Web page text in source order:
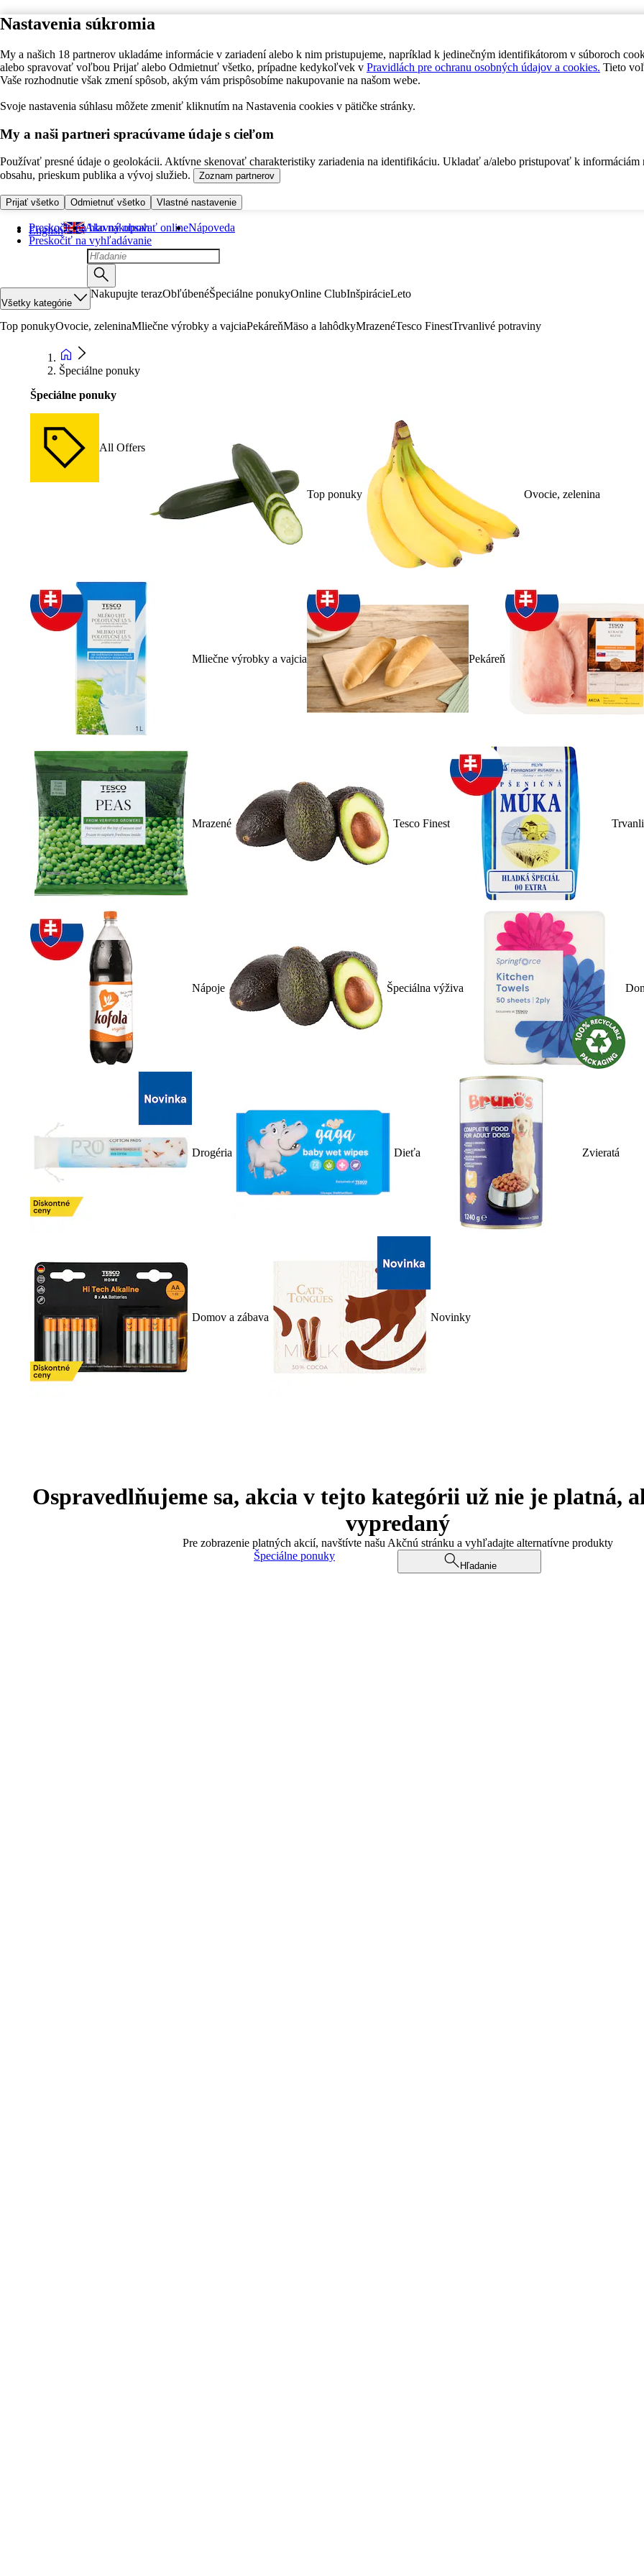
Nastavenia súkromia
My a našich 18 partnerov ukladáme informácie v zariadení alebo k nim pristupujeme, napríklad k jedinečným identifikátorom v súboroch
alebo spravovať voľbou Prijať alebo Odmietnuť všetko, prípadne kedykoľvek v Pravidlách pre ochranu osobných údajov a cookies. Tieto
Vaše rozhodnutie však zmení spôsob, akým vám prispôsobíme nakupovanie na našom webe.
Svoje nastavenia súhlasu môžete zmeniť kliknutím na Nastavenia cookies v pätičke stránky.
My a naši partneri spracúvame údaje s cieľom
Používať presné údaje o geolokácii. Aktívne skenovať charakteristiky zariadenia na identifikáciu. Ukladať a/alebo pristupovať k informáciám
obsahu, prieskum publika a vývoj služieb.
Zoznam partnerov
Prijať všetko Odmietnuť všetko Vlastné nastavenie
Preskočiť na hlavný obsah
Preskočiť na vyhľadávanie
English Ako nakupovať onlineNápoveda
Všetky kategórie
Nakupujte terazObľúbenéŠpeciálne ponukyOnline ClubInšpirácieLeto
Top ponukyOvocie, zeleninaMliečne výrobky a vajciaPekáreňMäso a lahôdkyMrazenéTesco FinestTrvanlivé potraviny
Špeciálne ponuky
Špeciálne ponuky
All Offers
Top ponuky Ovocie, zelenina
Mliečne výrobky a vajcia Pekáreň
Mrazené Tesco Finest
Nápoje Špeciálna výživa
Drogéria Dieťa Zvieratá
Domov a zábava Novinky
Ospravedlňujeme sa, akcia v tejto kategórii už nie je platná,
vypredaný
Pre zobrazenie platných akcií, navštívte našu Akčnú stránku a vyhľadajte alternatívne produkty
Špeciálne ponuky
Hľadanie